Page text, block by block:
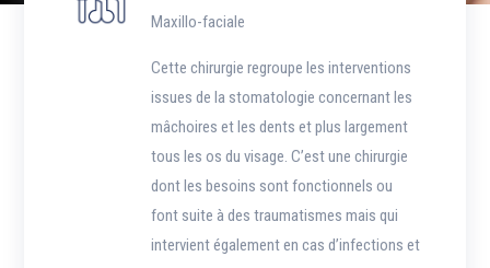
Maxillo-faciale
Cette chirurgie regroupe les interventions
issues de la stomatologie concernant les
mâchoires et les dents et plus largement
tous les os du visage. C’est une chirurgie
dont les besoins sont fonctionnels ou
font suite à des traumatismes mais qui
intervient également en cas d’infections et